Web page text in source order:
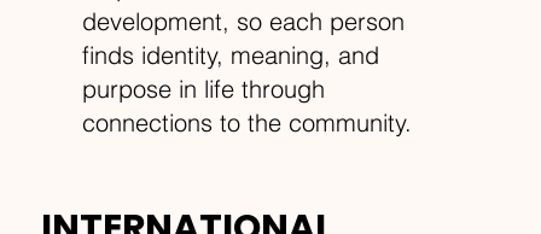
development, so each person
finds identity, meaning, and
purpose in life through
connections to the community.